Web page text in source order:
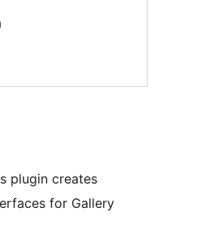
plugin creates
for Gallery